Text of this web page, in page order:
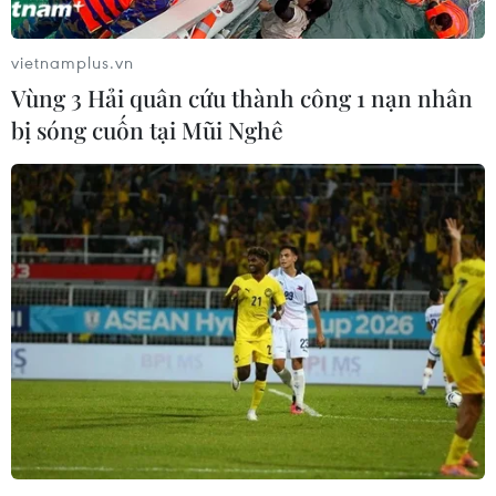
Điều bình dị "xây" thành
phố Cảng thịnh vượng,
bền vững
08/08/2026 08:25
kiếm 3 người bị sóng cuốn
mất tích tại bán đảo Sơn
Trà
08/08/2026 07:13
Nghệ An: Sạt lở nghiêm
trọng, tỉnh lộ 543D tạm
Điện Biên từng bước hình
thành thị trường tín chỉ
vietnamplus.vn
Vùng 3 Hải quân cứu thành công 1 nạn nhân
bị sóng cuốn tại Mũi Nghê